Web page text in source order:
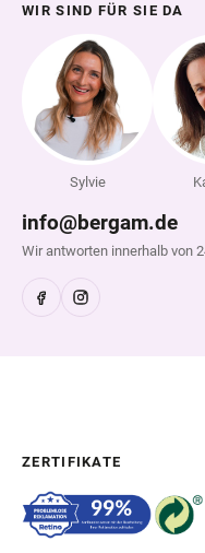
WIR SIND FÜR SIE DA
Sylvie
info@bergam.de
Wir antworten innerhalb von
ZERTIFIKATE